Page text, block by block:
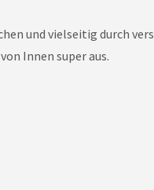
und vielseitig durch
Innen super aus.